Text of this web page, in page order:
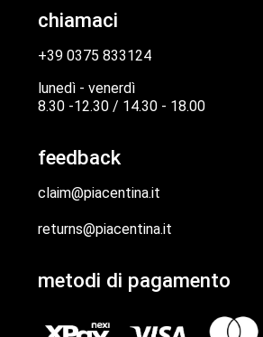
chiamaci
+39 0375 833124
lunedì - venerdì
8.30 -12.30 / 14.30 - 18.00
feedback
claim@piacentina.it
returns@piacentina.it
metodi di pagamento